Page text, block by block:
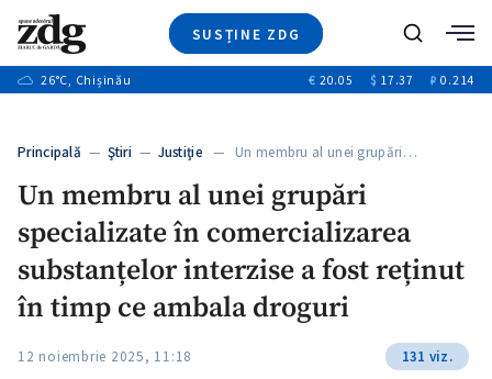
SUSȚINE ZDG
Ştiri
+9
Special
+1
Blog
ZdGust
Caută
26°C, Chișinău € 20.05 $ 17.37 ₽ 0.214
Principală — Ştiri — Justiție— Un membru al unei grupări…
Un membru al unei grupări
specializate în comercializarea
substanțelor interzise a fost reținut
în timp ce ambala droguri
12 noiembrie 2025, 11:18 131 viz.